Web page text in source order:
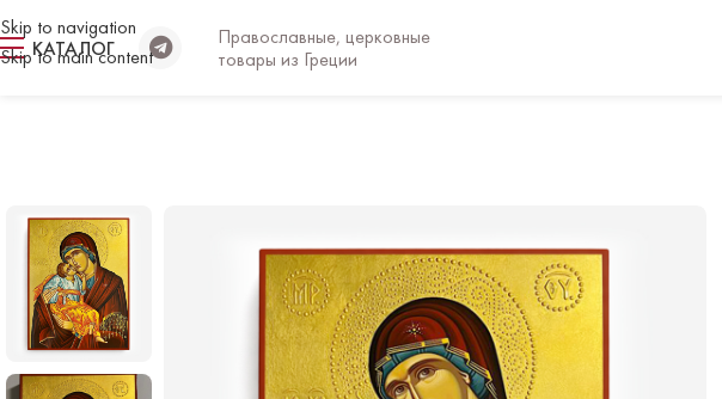
Skip to navigation
Skip to main content
КАТАЛОГ
Православные, церковные
товары из Греции